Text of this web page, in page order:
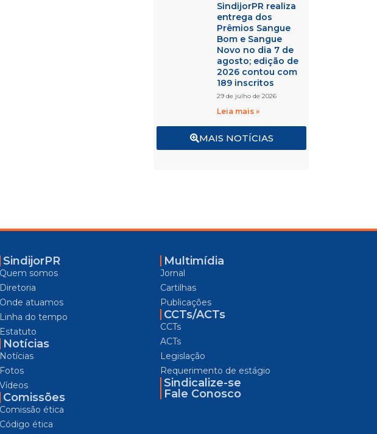
SindijorPR realiza
entrega dos
Prêmios Sangue
Bom e Sangue
Novo no dia 7 de
agosto; edição de
2026 contou com
189 inscritos
29 de julho de 2026
Leia mais »
MAIS NOTÍCIAS
SindijorPR
Quem somos
Diretoria
Onde atuamos
Linha do tempo
Estatuto
Notícias
Notícias
Fotos
Vídeos
Comissões
Comissão ética
Código ética
Multimídia
Jornal
Cartilhas
Publicações
CCTs/ACTs
CCTs
ACTs
Legislação
Requerimento de estágio
Sindicalize-se
Fale Conosco